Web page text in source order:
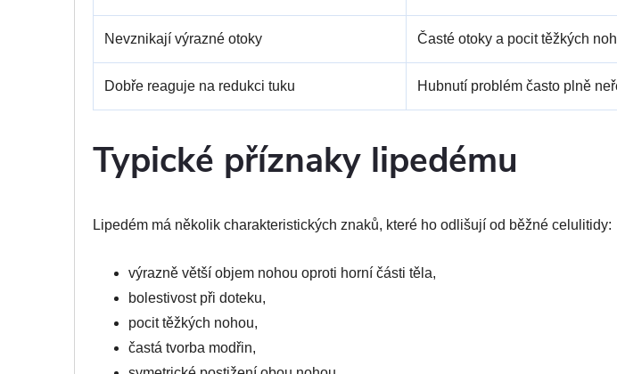
Nevznikají výrazné otoky Časté otoky a pocit těžkých
Dobře reaguje na redukci tuku Hubnutí problém často plně
Typické příznaky lipedému
Lipedém má několik charakteristických znaků, které ho odlišují od běžné celulitidy:
výrazně větší objem nohou oproti horní části těla,
bolestivost při doteku,
pocit těžkých nohou,
častá tvorba modřin,